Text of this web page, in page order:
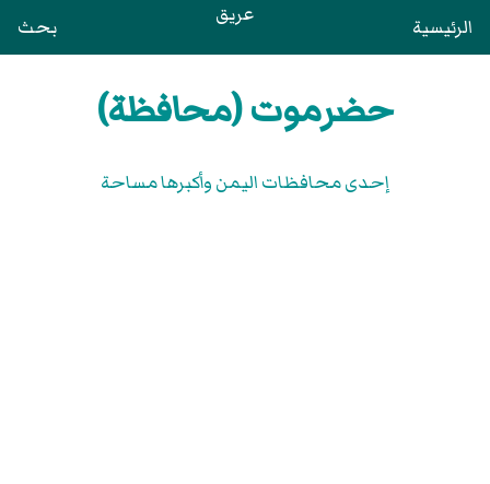
الرئيسية عريق بحث
حضرموت (محافظة)
إحدى محافظات اليمن وأكبرها مساحة